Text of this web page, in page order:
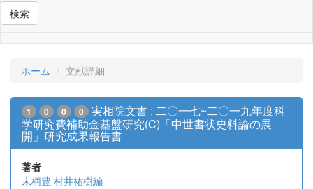
検索
ホーム 文献詳細
1 0 0 0
実相院文書 : 二〇一七~二〇一九年度科
学研究費補助金基盤研究(C)「中世書状史料論の展
開」研究成果報告書
著者
末柄豊 村井祐樹編